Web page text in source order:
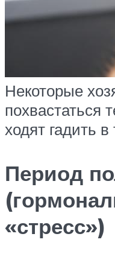
Некоторые
похвастаться
ходят гадить в
Период
«стресс»)